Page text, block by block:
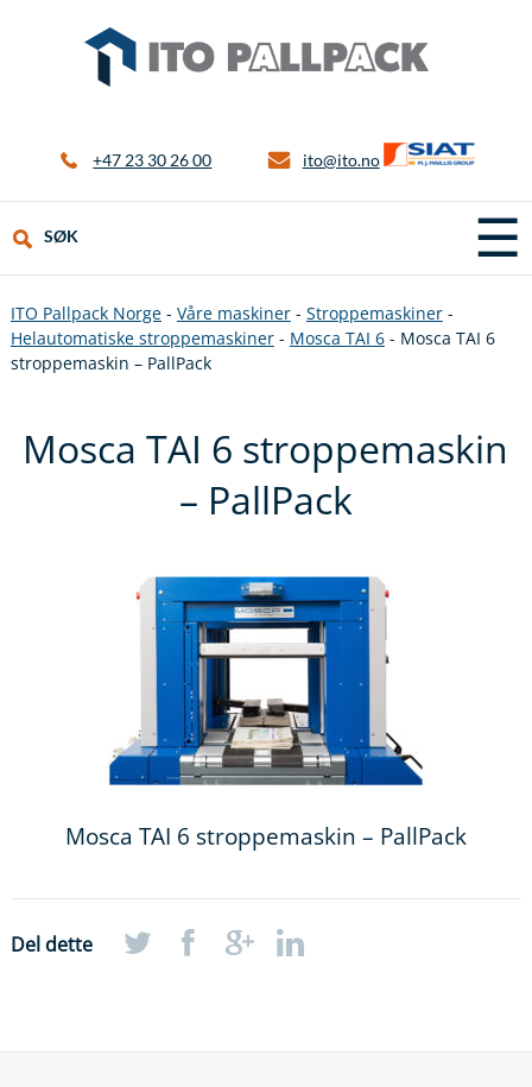
+47 23 30 26 00 ito@ito.no
☰
SØK
ITO Pallpack Norge- Våre maskiner- Stroppemaskiner-
Helautomatiske stroppemaskiner- Mosca TAI 6- Mosca TAI 6
stroppemaskin – PallPack
Mosca TAI 6 stroppemaskin
– PallPack
Mosca TAI 6 stroppemaskin – PallPack
Del dette